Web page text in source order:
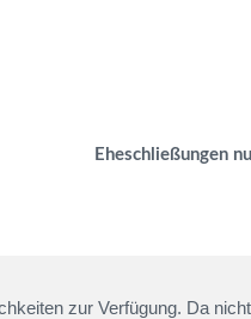
Eheschließungen
zur Verfügung. Da